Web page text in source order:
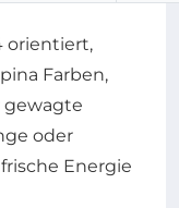
orientiert,
Farben,
gewagte
oder
Energie